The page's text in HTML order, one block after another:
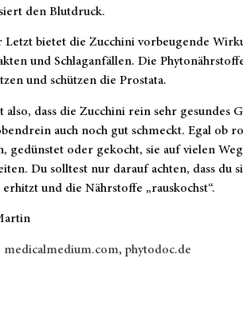
den Blutdruck.
Letzt bietet die Zucchini vorbeugende
und Schlaganfällen. Die
und schützen die Prostata.
also, dass die Zucchini rein sehr gesundes
auch noch gut schmeckt. Egal ob
gedünstet oder gekocht, sie auf vielen
Du solltest nur darauf achten, dass du
erhitzt und die Nährstoffe „rauskochst“.
medicalmedium.com, phytodoc.de